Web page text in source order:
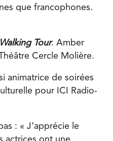
que francophones.
Tour. Amber
Cercle Molière.
animatrice de soirées
pour ICI Radio-
: « J’apprécie le